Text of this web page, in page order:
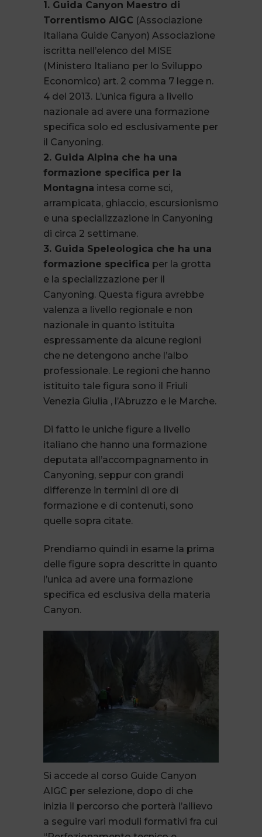
1. Guida Canyon Maestro di
Torrentismo AIGC (Associazione
Italiana Guide Canyon) Associazione
iscritta nell’elenco del MISE
(Ministero Italiano per lo Sviluppo
Economico) art. 2 comma 7 legge n.
4 del 2013. L’unica figura a livello
nazionale ad avere una formazione
specifica solo ed esclusivamente per
il Canyoning.
2. Guida Alpina che ha una
formazione specifica per la
Montagna intesa come sci,
arrampicata, ghiaccio, escursionismo
e una specializzazione in Canyoning
di circa 2 settimane.
3. Guida Speleologica che ha una
formazione specifica per la grotta
e la specializzazione per il
Canyoning. Questa figura avrebbe
valenza a livello regionale e non
nazionale in quanto istituita
espressamente da alcune regioni
che ne detengono anche l’albo
professionale. Le regioni che hanno
istituito tale figura sono il Friuli
Venezia Giulia , l’Abruzzo e le Marche.
Di fatto le uniche figure a livello
italiano che hanno una formazione
deputata all’accompagnamento in
Canyoning, seppur con grandi
differenze in termini di ore di
formazione e di contenuti, sono
quelle sopra citate.
Prendiamo quindi in esame la prima
delle figure sopra descritte in quanto
l’unica ad avere una formazione
specifica ed esclusiva della materia
Canyon.
Si accede al corso Guide Canyon
AIGC per selezione, dopo di che
inizia il percorso che porterà l’allievo
a seguire vari moduli formativi fra cui